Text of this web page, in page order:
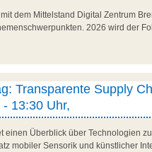
dem Mittelstand Digital Zentrum
2026 wird der
Transparente Supply
13:30 Uhr,
einen Überblick über Technologien
mobiler Sensorik und künstlicher